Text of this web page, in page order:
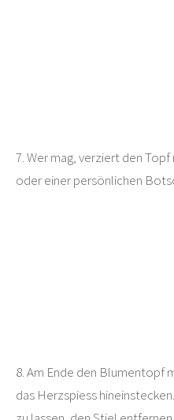
7. Wer mag, verziert den
oder einer persönlichen
8. Am Ende den Blumentopf
das Herzspiess